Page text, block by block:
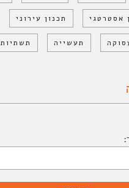
אסטרטגי תכנון עירוני
תעשייה תשתיות